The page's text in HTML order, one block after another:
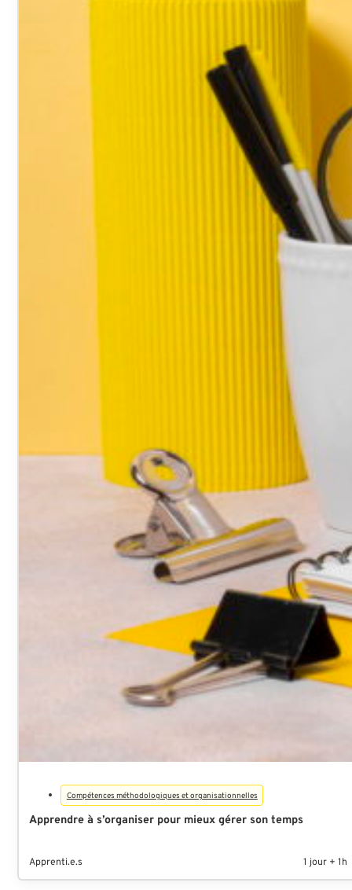
Compétences méthodologiques et organisationnelles
Apprendre à s’organiser pour mieux gérer son temps
Apprenti.e.s 1 jour + 1h